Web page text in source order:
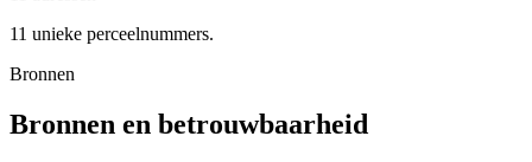
11 unieke perceelnummers.
Bronnen
Bronnen en betrouwbaarheid